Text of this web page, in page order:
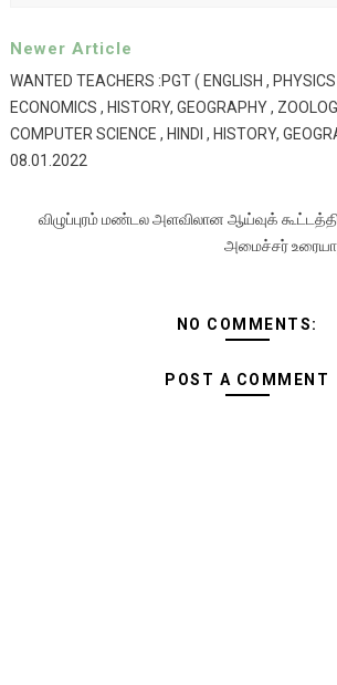
Newer Article
WANTED TEACHERS :PGT ( ENGLISH ,
ECONOMICS , HISTORY, GEOGRAPHY ,
COMPUTER SCIENCE , HINDI , HISTORY,
08.01.2022
விழுப்புரம் மண்டல அளவிலான ஆய்வுக்
அமைச்சர்
NO COMMENTS:
POST A COMMENT